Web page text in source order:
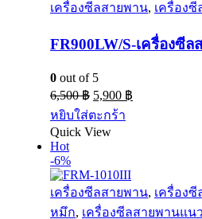
เครื่องซีลสายพาน, เครื่อง
FR900LW/S-เครื่องซี
0 out of 5
6,500฿ 5,900 ฿
หยิบใส่ตะกร้า
Quick View
Hot
-6%
เครื่องซีลสายพาน, เครื่อง
หมึก, เครื่องซีลสายพานแน